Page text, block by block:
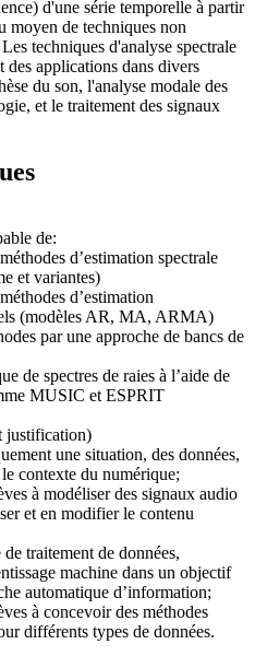
d'une série temporelle à partir
moyen de techniques non
techniques d'analyse spectrale
des applications dans divers
du son, l'analyse modale des
et le traitement des signaux
de:
d’estimation spectrale
et variantes)
d’estimation
(modèles AR, MA, ARMA)
par une approche de bancs de
de spectres de raies à l’aide de
MUSIC et ESPRIT
justification)
une situation, des données,
contexte du numérique;
à modéliser des signaux audio
et en modifier le contenu
traitement de données,
machine dans un objectif
automatique d’information;
à concevoir des méthodes
différents types de données.